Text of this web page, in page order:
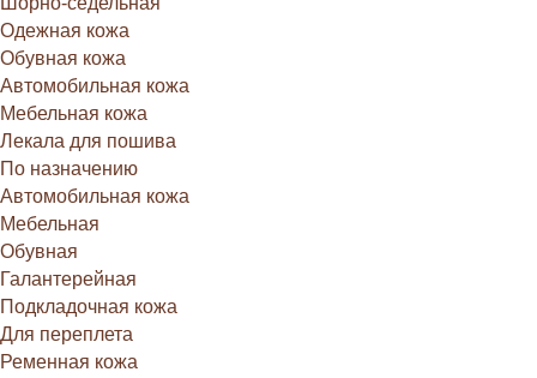
Одежная кожа
Обувная кожа
Автомобильная кожа
Мебельная кожа
Лекала для пошива
По назначению
Автомобильная кожа
Мебельная
Обувная
Галантерейная
Подкладочная кожа
Для переплета
Ременная кожа